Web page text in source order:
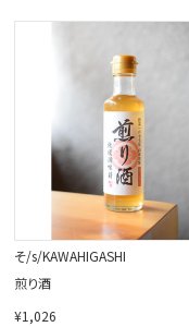
そ/s/KAWAHIGASHI
煎り酒
¥1,026